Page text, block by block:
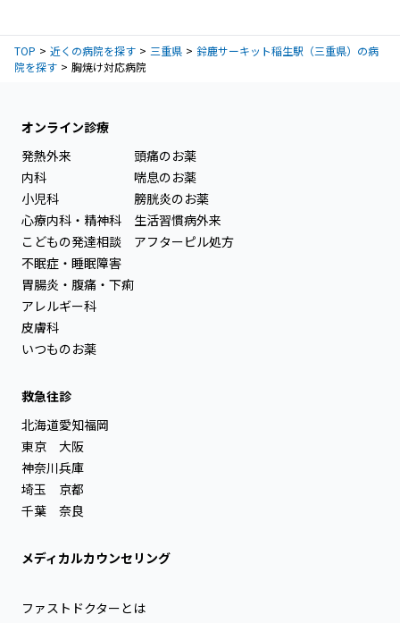
TOP 近くの病院を探す 三重県
鈴鹿サーキット稲生駅（三重県）の病
院を探す
胸焼け対応病院
オンライン診療
発熱外来
内科
小児科
心療内科・精神科
こどもの発達相談
不眠症・睡眠障害
胃腸炎・腹痛・下痢
アレルギー科
皮膚科
いつものお薬
頭痛のお薬
喘息のお薬
膀胱炎のお薬
生活習慣病外来
アフターピル処方
救急往診
北海道
東京
神奈川
埼玉
千葉
愛知
大阪
兵庫
京都
奈良
福岡
メディカルカウンセリング
ファストドクターとは